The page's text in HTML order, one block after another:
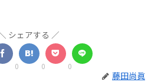
シェアする
0 0 0
藤田尚眞